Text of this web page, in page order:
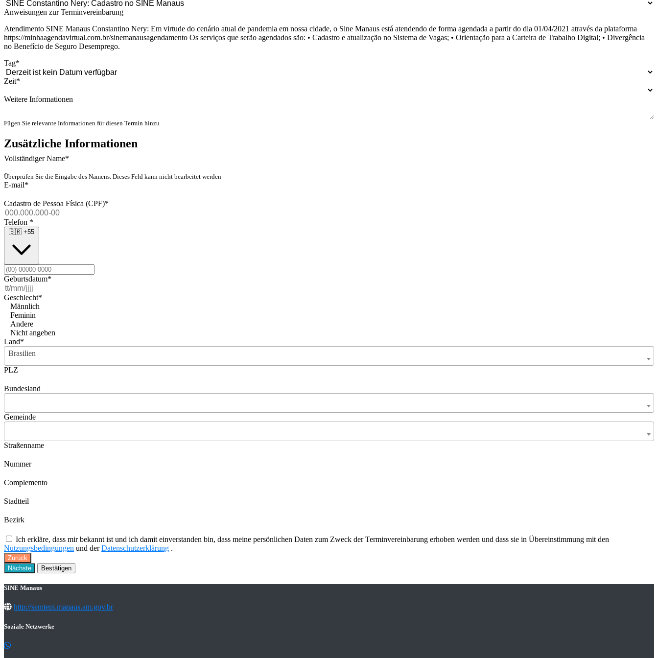
Anweisungen zur Terminvereinbarung
Atendimento SINE Manaus Constantino Nery: Em virtude do cenário atual de pandemia em nossa cidade, o Sine Manaus está atendendo de forma agendada a partir do dia 01/04/2021 através da plataforma
https://minhaagendavirtual.com.br/sinemanausagendamento Os serviços que serão agendados são: • Cadastro e atualização no Sistema de Vagas; • Orientação para a Carteira de Trabalho Digital; • Divergência
no Benefício de Seguro Desemprego.
Tag*
Zeit*
Weitere Informationen
Fügen Sie relevante Informationen für diesen Termin hinzu
Zusätzliche Informationen
Vollständiger Name*
Überprüfen Sie die Eingabe des Namens. Dieses Feld kann nicht bearbeitet werden
E-mail*
Cadastro de Pessoa Física (CPF)*
Telefon *
🇧🇷 +55
Geburtsdatum*
Geschlecht*
Männlich
Feminin
Andere
Nicht angeben
Land*
Brasilien
PLZ
Bundesland
Gemeinde
Straßenname
Nummer
Complemento
Stadtteil
Bezirk
Ich erkläre, dass mir bekannt ist und ich damit einverstanden bin, dass meine persönlichen Daten zum Zweck der Terminvereinbarung erhoben werden und dass sie in Übereinstimmung mit den
Nutzungsbedingungen und derDatenschutzerklärung .
Zurück
Nächste
Bestätigen
SINE Manaus
http://semtepi.manaus.am.gov.br
Soziale Netzwerke